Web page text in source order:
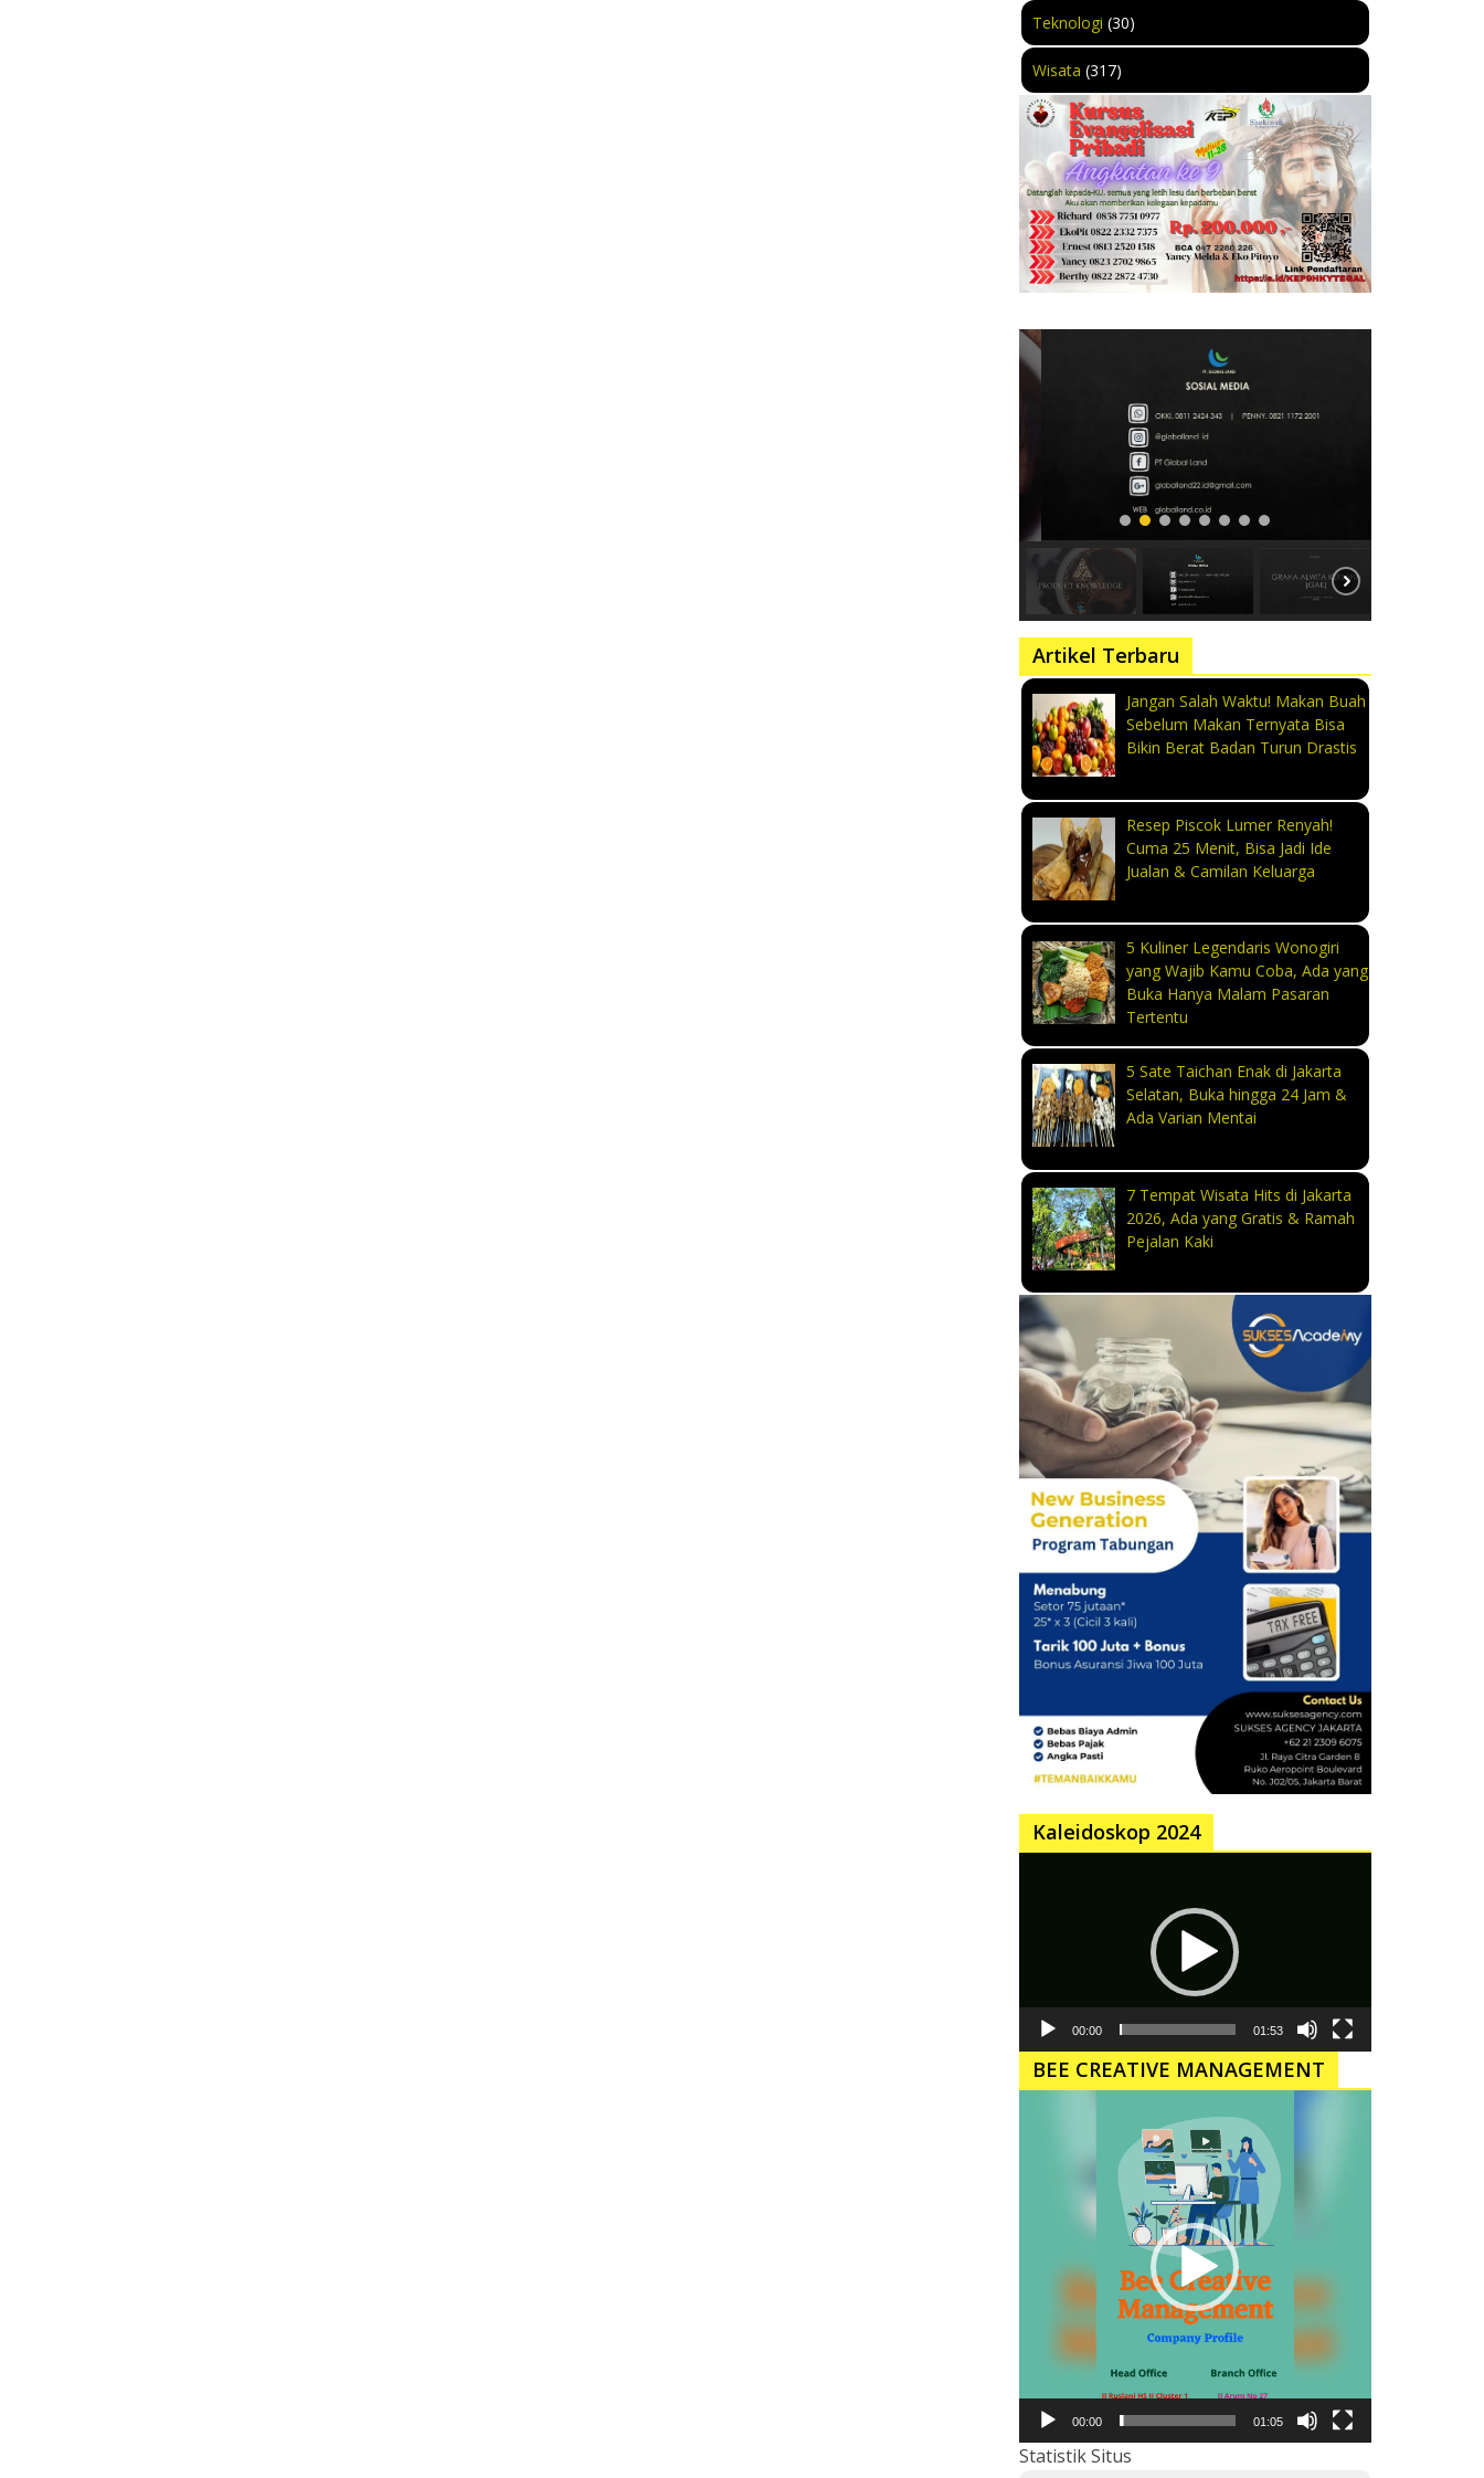
Teknologi (30)
Wisata (317)
Artikel Terbaru
Jangan Salah Waktu! Makan Buah
Sebelum Makan Ternyata Bisa
Bikin Berat Badan Turun Drastis
Resep Piscok Lumer Renyah!
Cuma 25 Menit, Bisa Jadi Ide
Jualan & Camilan Keluarga
5 Kuliner Legendaris Wonogiri
yang Wajib Kamu Coba, Ada yang
Buka Hanya Malam Pasaran
Tertentu
5 Sate Taichan Enak di Jakarta
Selatan, Buka hingga 24 Jam &
Ada Varian Mentai
7 Tempat Wisata Hits di Jakarta
2026, Ada yang Gratis & Ramah
Pejalan Kaki
Kaleidoskop 2024
00:00 01:53
BEE CREATIVE MANAGEMENT
00:00 01:05
Statistik Situs